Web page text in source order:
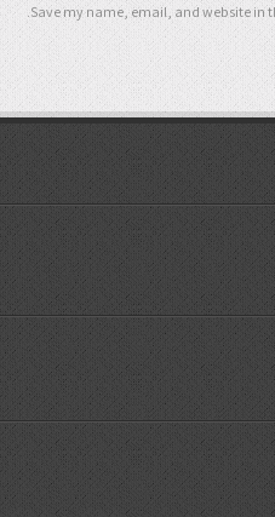
Save my name, email, and website in